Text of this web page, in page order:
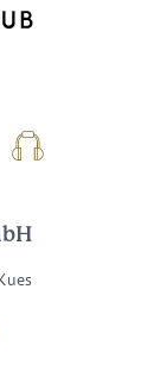
Podcast